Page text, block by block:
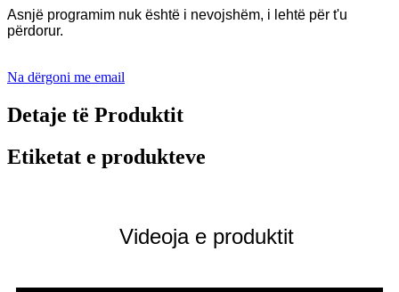
Asnjë programim nuk është i nevojshëm, i lehtë për t'u
përdorur.
Na dërgoni me email
Detaje të Produktit
Etiketat e produkteve
Videoja e produktit